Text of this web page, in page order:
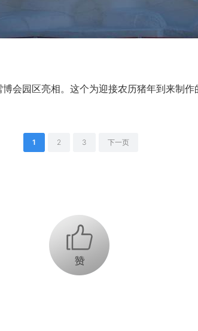
园区亮相。这个为迎接农历猪年到来制作
1 2 3 下一页
+1